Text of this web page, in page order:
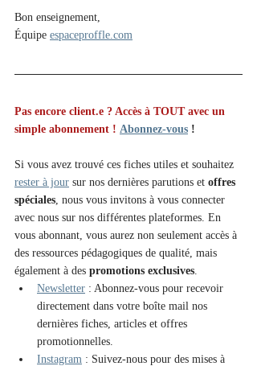
Bon enseignement,
Équipe espaceproffle.com
Pas encore client.e ? Accès à TOUT avec un
simple abonnement ! Abonnez-vous !
Si vous avez trouvé ces fiches utiles et souhaitez
rester à jour sur nos dernières parutions et offres
spéciales , nous vous invitons à vous connecter
avec nous sur nos différentes plateformes. En
vous abonnant, vous aurez non seulement accès à
des ressources pédagogiques de qualité, mais
également à des promotions exclusives
Newsletter : Abonnez-vous pour recevoir
directement dans votre boîte mail nos
dernières fiches, articles et offres
promotionnelles.
Instagram : Suivez-nous pour des mises à